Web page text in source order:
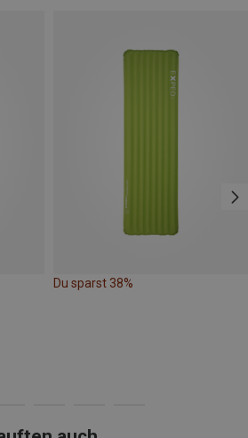
Du sparst 38%